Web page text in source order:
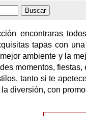
encontraras
tapas con
ambiente y la
momentos, fiestas,
tanto si te
la diversión, con